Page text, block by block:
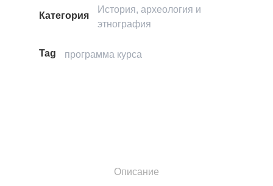
Категория
История, археология и
этнография
Tag программа курса
Описание